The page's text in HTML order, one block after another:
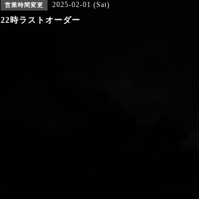
営業時間変更 2025-02-01 (Sat)
22時ラストオーダー